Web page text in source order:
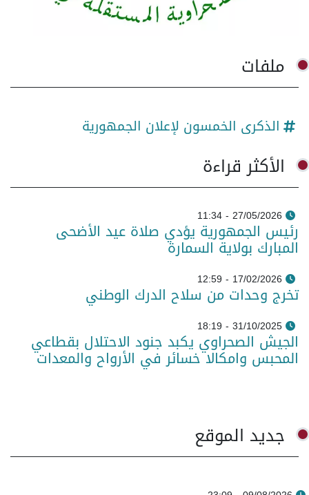
ملفات
الذكرى الخمسون لإعلان الجمهورية
الأكثر قراءة
27/05/2026 - 11:34
رئيس الجمهورية يؤدي صلاة عيد الأضحى
المبارك بولاية السمارة
17/02/2026 - 12:59
تخرج وحدات من سلاح الدرك الوطني
31/10/2025 - 18:19
الجيش الصحراوي يكبد جنود الاحتلال بقطاعي
المحبس وامكالا خسائر في الأرواح والمعدات
جديد الموقع